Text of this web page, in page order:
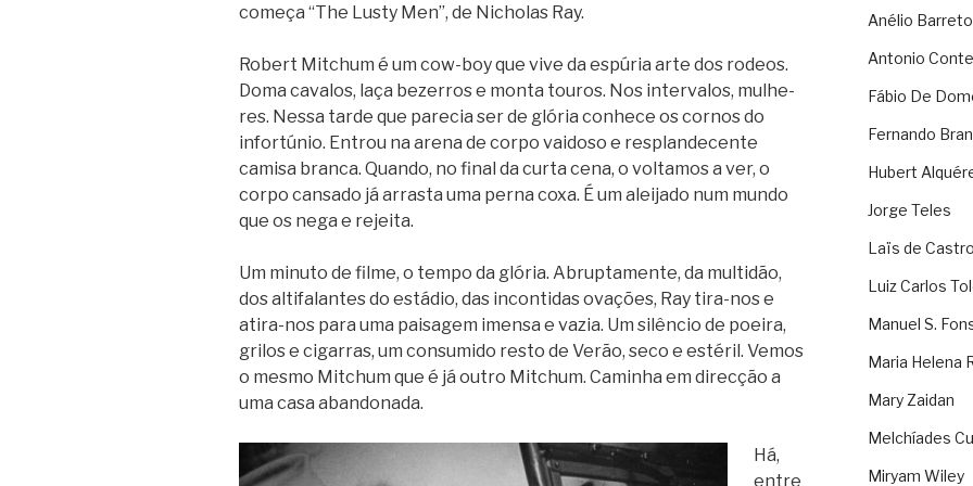
começa “The Lusty Men”, de Nicho­las Ray.
Robert Mit­chum é um cow-boy que vive da espú­ria arte dos rodeos.
Doma cava­los, laça bezer­ros e monta tou­ros. Nos inter­va­los, mulhe­
res. Nessa tarde que pare­cia ser de gló­ria conhece os cor­nos do
infor­tú­nio. Entrou na arena de corpo vai­doso e res­plan­de­cente
camisa branca. Quando, no final da curta cena, o vol­ta­mos a ver, o
corpo can­sado já arrasta uma perna coxa. É um alei­jado num mundo
que os nega e rejeita.
Um minuto de filme, o tempo da gló­ria. Abrup­ta­mente, da mul­ti­dão,
dos alti­fa­lan­tes do está­dio, das incon­ti­das ova­ções, Ray tira-nos e
atira-nos para uma pai­sa­gem imensa e vazia. Um silên­cio de poeira,
gri­los e cigar­ras, um con­su­mido resto de Verão, seco e esté­ril. Vemos
o mesmo Mit­chum que é já outro Mit­chum. Cami­nha em direc­ção a
uma casa abandonada.
Há,
entre
Anélio Barreto
Antonio
Fábio De
Fernando
Hubert
Jorge Teles
Laïs de
Luiz Carlos
Manuel S.
Maria Helena
Mary Zaidan
Melchíades
Miryam Wiley